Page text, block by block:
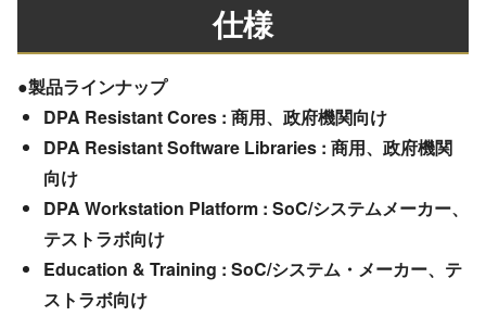
仕様
●製品ラインナップ
DPA Resistant Cores : 商用、政府機関向け
DPA Resistant Software Libraries : 商用、政府機関
向け
DPA Workstation Platform : SoC/システムメーカー、
テストラボ向け
Education & Training : SoC/システム・メーカー、テ
ストラボ向け